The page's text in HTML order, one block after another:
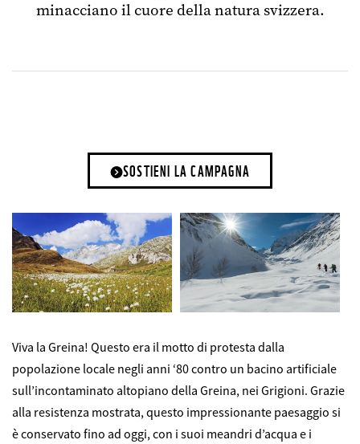
minacciano il cuore della natura svizzera.
SOSTIENI LA CAMPAGNA
Viva la Greina! Questo era il motto di protesta dalla
popolazione locale negli anni ‘80 contro un bacino artificiale
sullʼincontaminato altopiano della Greina, nei Grigioni. Grazie
alla resistenza mostrata, questo impressionante paesaggio si
è conservato fino ad oggi, con i suoi meandri d’acqua e i